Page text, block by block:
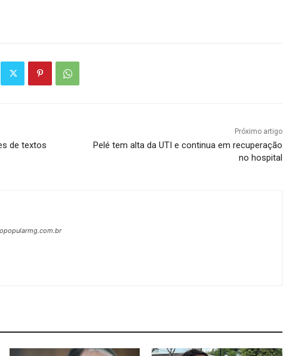
de textos
Próximo artigo
Pelé tem alta da UTI e continua em recuperação
no hospital